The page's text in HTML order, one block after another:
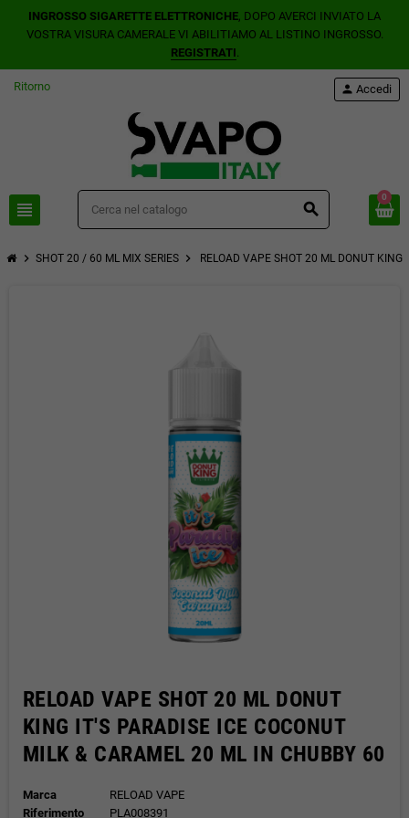
INGROSSO SIGARETTE ELETTRONICHE, DOPO AVERCI INVIATO LA
VOSTRA VISURA CAMERALE VI ABILITIAMO AL LISTINO INGROSSO.
REGISTRATI.
Ritorno
view_headline search
person Accedi
0
chevron_right SHOT 20 / 60 ML MIX SERIES chevron_right RELOAD VAPE SHOT 20 ML DONUT
RELOAD VAPE SHOT 20 ML DONUT
KING IT'S PARADISE ICE COCONUT
MILK & CARAMEL 20 ML IN CHUBBY 60
Marca
RELOAD VAPE
Riferimento
PLA008391